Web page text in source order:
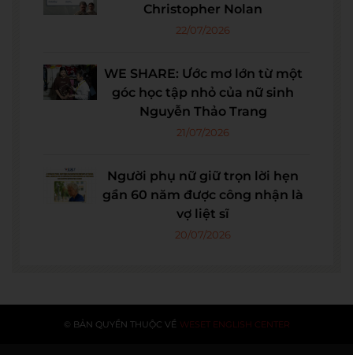
Christopher Nolan
22/07/2026
WE SHARE: Ước mơ lớn từ một
góc học tập nhỏ của nữ sinh
Nguyễn Thảo Trang
21/07/2026
Người phụ nữ giữ trọn lời hẹn
gần 60 năm được công nhận là
vợ liệt sĩ
20/07/2026
© BẢN QUYỀN THUỘC VỀ WESET ENGLISH CENTER